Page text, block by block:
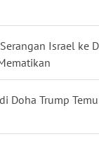
Israel ke
Doha Trump